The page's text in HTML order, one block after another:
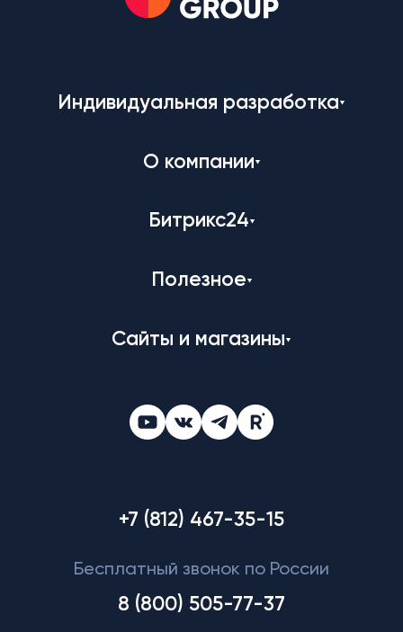
Индивидуальная разработка
О компании
Битрикс24
Полезное
Сайты и магазины
+7 (812) 467-35-15
Бесплатный звонок по России
8 (800) 505-77-37